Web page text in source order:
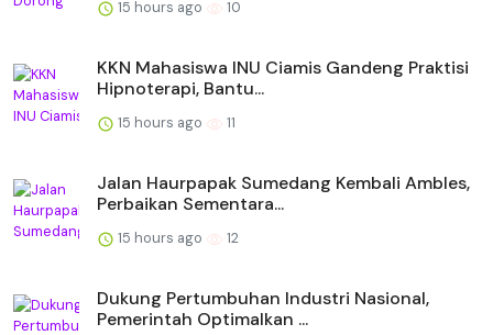
15 hours ago 10
KKN Mahasiswa INU Ciamis Gandeng Praktisi
Hipnoterapi, Bantu...
15 hours ago 11
Jalan Haurpapak Sumedang Kembali Ambles,
Perbaikan Sementara...
15 hours ago 12
Dukung Pertumbuhan Industri Nasional,
Pemerintah Optimalkan ...